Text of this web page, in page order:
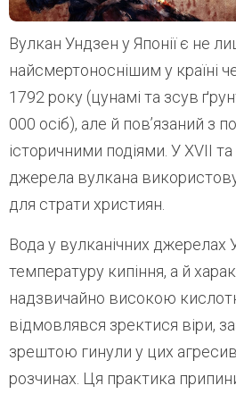
Вулкан Ундзен у Японії є не
найсмертоноснішим у країні
1792 року (цунамі та зсув
000 осіб), але й пов’язаний з
історичними подіями. У XVII та
джерела вулкана
для страти християн.
Вода у вулканічних
температуру кипіння, а й
надзвичайно високою
відмовлявся зректися віри,
зрештою гинули у цих
розчинах. Ця практика